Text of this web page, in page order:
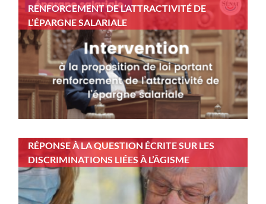
RENFORCEMENT DE L’ATTRACTIVITÉ DE
L’ÉPARGNE SALARIALE
RÉPONSE À LA QUESTION ÉCRITE SUR LES
DISCRIMINATIONS LIÉES À L’ÂGISME